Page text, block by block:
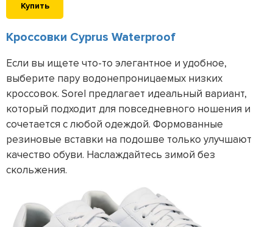
Купить
Кроссовки Cyprus Waterproof
Если вы ищете что-то элегантное и удобное,
выберите пару водонепроницаемых низких
кроссовок. Sorel предлагает идеальный вариант,
который подходит для повседневного ношения и
сочетается с любой одеждой. Формованные
резиновые вставки на подошве только улучшают
качество обуви. Наслаждайтесь зимой без
скольжения.